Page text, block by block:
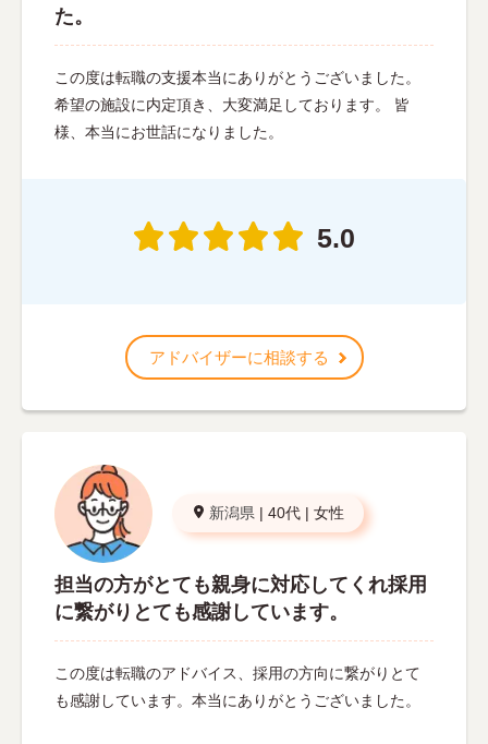
た。
この度は転職の支援本当にありがとうございました。
希望の施設に内定頂き、大変満足しております。 皆
様、本当にお世話になりました。
5.0
アドバイザーに相談する
新潟県 | 40代 | 女性
担当の方がとても親身に対応してくれ採用
に繋がりとても感謝しています。
この度は転職のアドバイス、採用の方向に繋がりとて
も感謝しています。本当にありがとうございました。